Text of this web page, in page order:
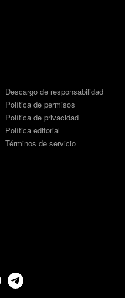
Descargo de responsabilidad
Política de permisos
Política de privacidad
Política editorial
Términos de servicio